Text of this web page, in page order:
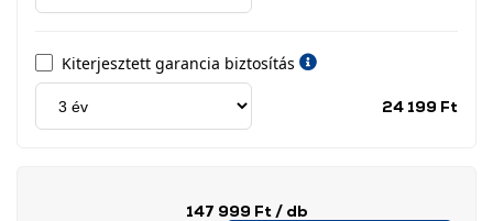
Kiterjesztett garancia biztosítás
24 199 Ft
147 999 Ft / db